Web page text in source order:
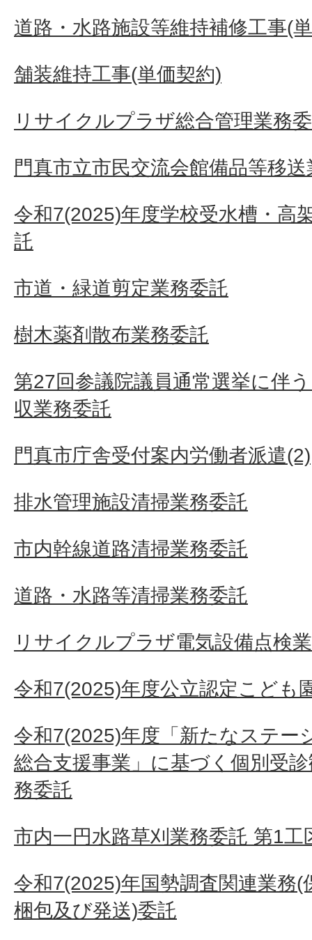
道路・水路施設等維持補修工事(
舗装維持工事(単価契約)
リサイクルプラザ総合管理業務
門真市立市民交流会館備品等移
令和7(2025)年度学校受水槽・高
託
市道・緑道剪定業務委託
樹木薬剤散布業務委託
第27回参議院議員通常選挙に伴
収業務委託
門真市庁舎受付案内労働者派遣(2)
排水管理施設清掃業務委託
市内幹線道路清掃業務委託
道路・水路等清掃業務委託
リサイクルプラザ電気設備点検
令和7(2025)年度公立認定こども
令和7(2025)年度「新たなステー
総合支援事業」に基づく個別受
務委託
市内一円水路草刈業務委託 第1工
令和7(2025)年国勢調査関連業務(
梱包及び発送)委託